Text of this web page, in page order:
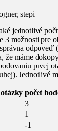
stepi
jednotlivé
3 možnosti pre
odpoveď (
že máme dokopy
prvej
Jednotlivé
počet
3
1
-1